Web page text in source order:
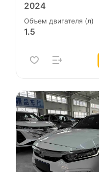
2024
Объем двигателя (л)
1.5